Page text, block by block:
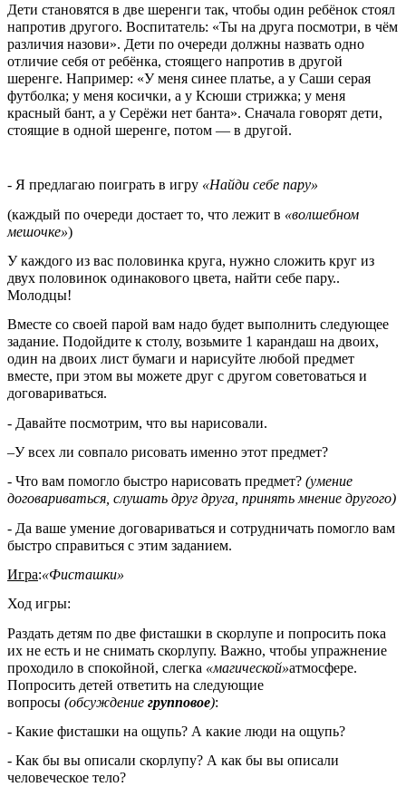
Дети становятся в две шеренги так, чтобы один ребёнок стоял
напротив другого. Воспитатель: «Ты на друга посмотри, в чём
различия назови». Дети по очереди должны назвать одно
отличие себя от ребёнка, стоящего напротив в другой
шеренге. Например: «У меня синее платье, а у Саши серая
футболка; у меня косички, а у Ксюши стрижка; у меня
красный бант, а у Серёжи нет банта». Сначала говорят дети,
стоящие в одной шеренге, потом — в другой.
- Я предлагаю поиграть в игру «Найди себе пару»
(каждый по очереди достает то, что лежит в «волшебном
мешочке»)
У каждого из вас половинка круга, нужно сложить круг из
двух половинок одинакового цвета, найти себе пару..
Молодцы!
Вместе со своей парой вам надо будет выполнить следующее
задание. Подойдите к столу, возьмите 1 карандаш на двоих,
один на двоих лист бумаги и нарисуйте любой предмет
вместе, при этом вы можете друг с другом советоваться и
договариваться.
- Давайте посмотрим, что вы нарисовали.
–У всех ли совпало рисовать именно этот предмет?
- Что вам помогло быстро нарисовать предмет? (умение
договариваться, слушать друг друга, принять мнение другого)
- Да ваше умение договариваться и сотрудничать помогло вам
быстро справиться с этим заданием.
Игра:«Фисташки»
Ход игры:
Раздать детям по две фисташки в скорлупе и попросить пока
их не есть и не снимать скорлупу. Важно, чтобы упражнение
проходило в спокойной, слегка «магической»атмосфере.
Попросить детей ответить на следующие
вопросы (обсуждение групповое):
- Какие фисташки на ощупь? А какие люди на ощупь?
- Как бы вы описали скорлупу? А как бы вы описали
человеческое тело?